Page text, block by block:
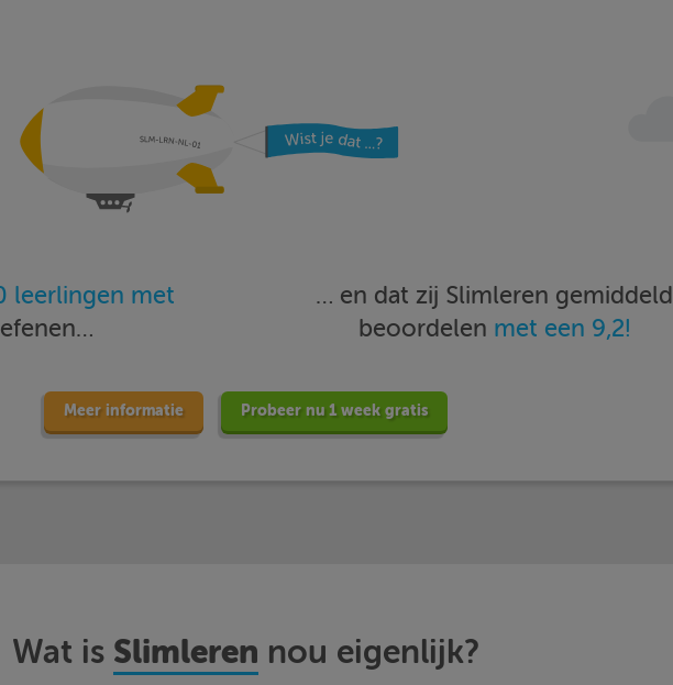
leerlingen met
… en dat zij Slimleren gemiddeld
beoordelen met een 9,2!
Meer informatie Probeer nu 1 week gratis
Wat is Slimleren nou eigenlijk?